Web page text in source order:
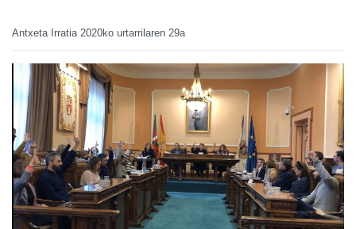
Antxeta Irratia 2020ko urtarrilaren 29a